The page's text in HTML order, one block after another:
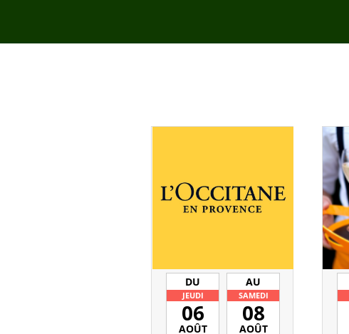
DU
JEUDI
06
AOÛT
AU
SAMEDI
08
AOÛT